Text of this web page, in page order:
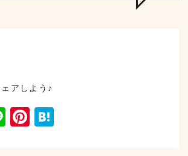
アしよう♪
LinePinterest